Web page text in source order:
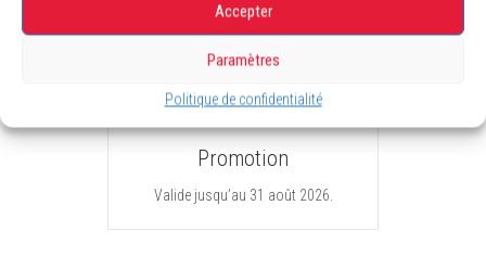
Accepter
Paramètres
Politique de confidentialité
Promotion
Valide jusqu’au 31 août 2026.